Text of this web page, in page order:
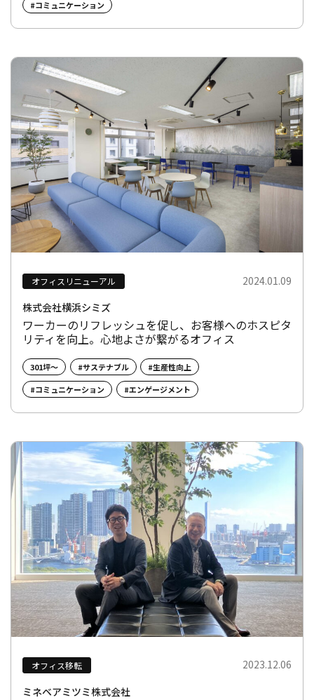
#コミュニケーション
オフィスリニューアル
2024.01.09
株式会社横浜シミズ
ワーカーのリフレッシュを促し、お客様へのホスピタ
リティを向上。心地よさが繋がるオフィス
301坪～ #サステナブル
#生産性向上
#コミュニケーション
#エンゲージメント
オフィス移転
2023.12.06
ミネベアミツミ株式会社